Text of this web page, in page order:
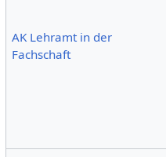
AK Lehramt in der
Fachschaft